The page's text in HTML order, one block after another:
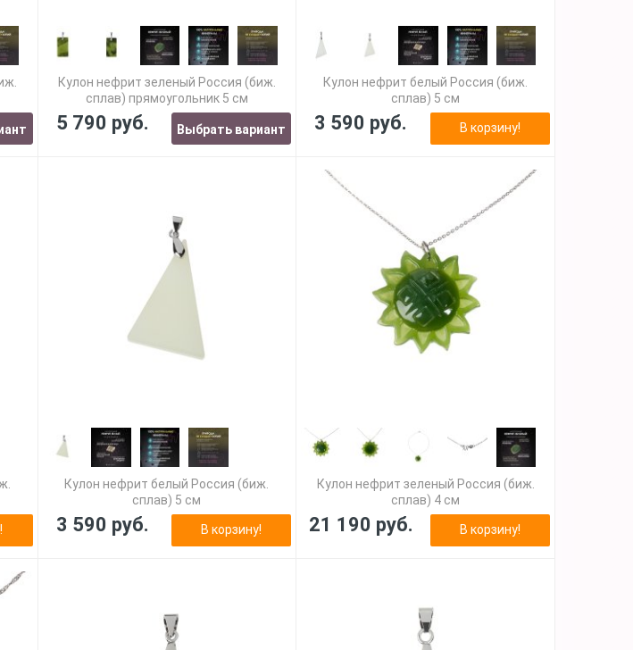
Кулон нефрит зеленый Россия (биж.
сплав) прямоугольник 5 см
5 790 руб. Выбрать вариант
Кулон нефрит белый Россия (биж.
сплав) 5 см
3 590 руб. В корзину!
Кулон нефрит белый Россия (биж.
сплав) 5 см
3 590 руб. В корзину!
Кулон нефрит зеленый Россия (биж.
сплав) 4 см
21 190 руб. В корзину!